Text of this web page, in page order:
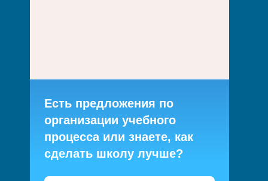
Есть предложения по
организации учебного
процесса или знаете, как
сделать школу лучше?